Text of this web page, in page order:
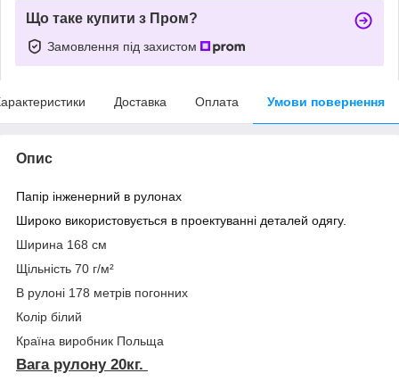
Що таке купити з Пром?
Замовлення під захистом
Доставка Оплата Умови повернення
Опис
Папір інженерний в рулонах
Широко використовується в проектуванні деталей одягу.
Ширина 168 см
Щільність 70 г/м²
В рулоні 178 метрів погонних
Колір білий
Країна виробник Польща
Вага рулону 20кг.